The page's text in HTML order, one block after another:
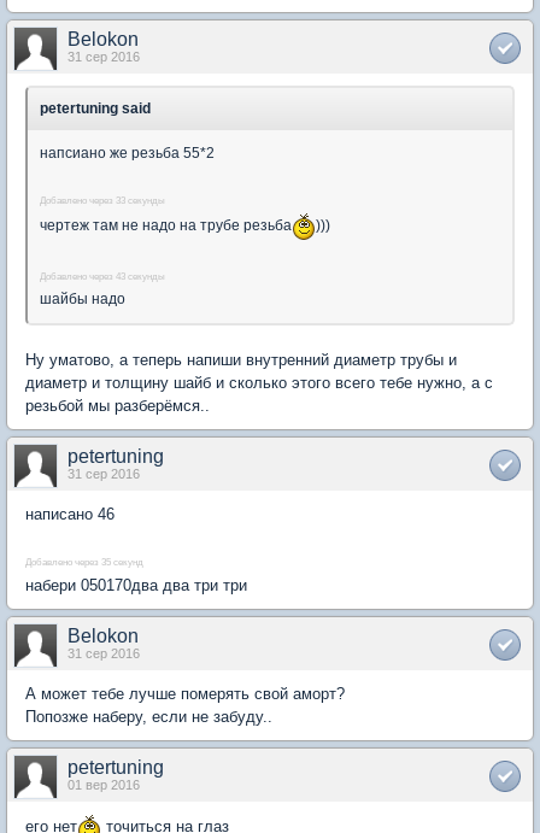
Belokon
31 сер 2016
petertuning said
напсиано же резьба 55*2
Добавлено через 33 секунды
чертеж там не надо на трубе резьба )))
Добавлено через 43 секунды
шайбы надо
Ну уматово, а теперь напиши внутренний диаметр трубы и
диаметр и толщину шайб и сколько этого всего тебе нужно, а с
резьбой мы разберёмся..
petertuning
31 сер 2016
написано 46
Добавлено через 35 секунд
набери 050170два два три три
Belokon
31 сер 2016
А может тебе лучше померять свой аморт?
Попозже наберу, если не забуду..
petertuning
01 вер 2016
его нет точиться на глаз